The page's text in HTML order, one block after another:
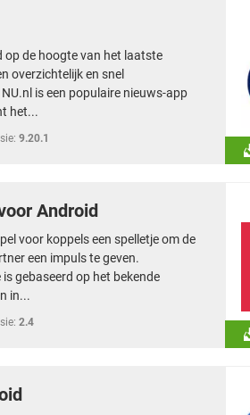
op de hoogte van het laatste
overzichtelijk en snel
is een populaire nieuws-app
het...
9.20.1
Android
voor koppels een spelletje om de
een impuls te geven.
gebaseerd op het bekende
in...
2.4